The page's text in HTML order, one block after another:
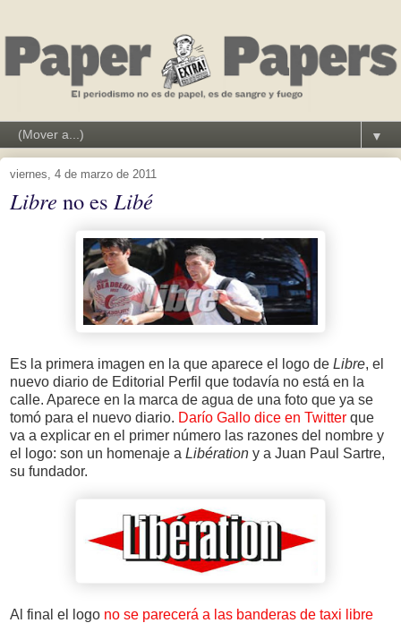
▼
viernes, 4 de marzo de 2011
Libre no es Libé
Es la primera imagen en la que aparece el logo de Libre, el
nuevo diario de Editorial Perfil que todavía no está en la
calle. Aparece en la marca de agua de una foto que ya se
tomó para el nuevo diario. Darío Gallo dice en Twitter que
va a explicar en el primer número las razones del nombre y
el logo: son un homenaje a Libération y a Juan Paul Sartre,
su fundador.
Al final el logo no se parecerá a las banderas de taxi libre